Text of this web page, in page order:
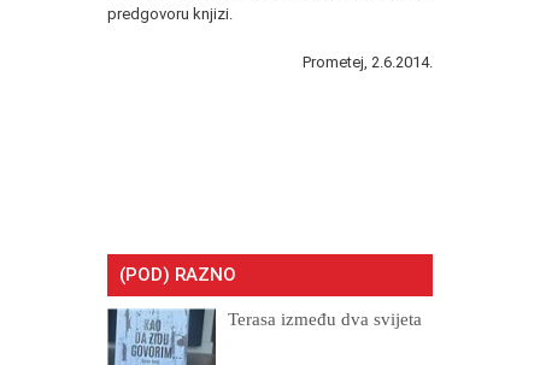
predgovoru knjizi.
Prometej, 2.6.2014.
(POD) RAZNO
Terasa između dva svijeta